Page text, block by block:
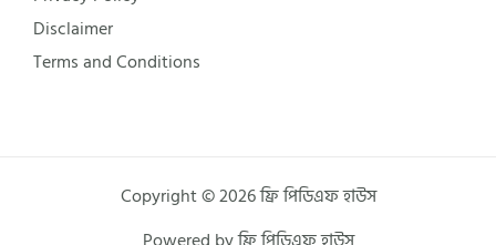
Disclaimer
Terms and Conditions
Copyright © 2026 ফ্রি পিডিএফ হাউস